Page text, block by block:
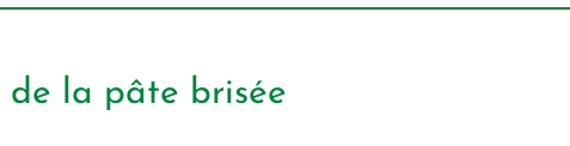
de la pâte brisée